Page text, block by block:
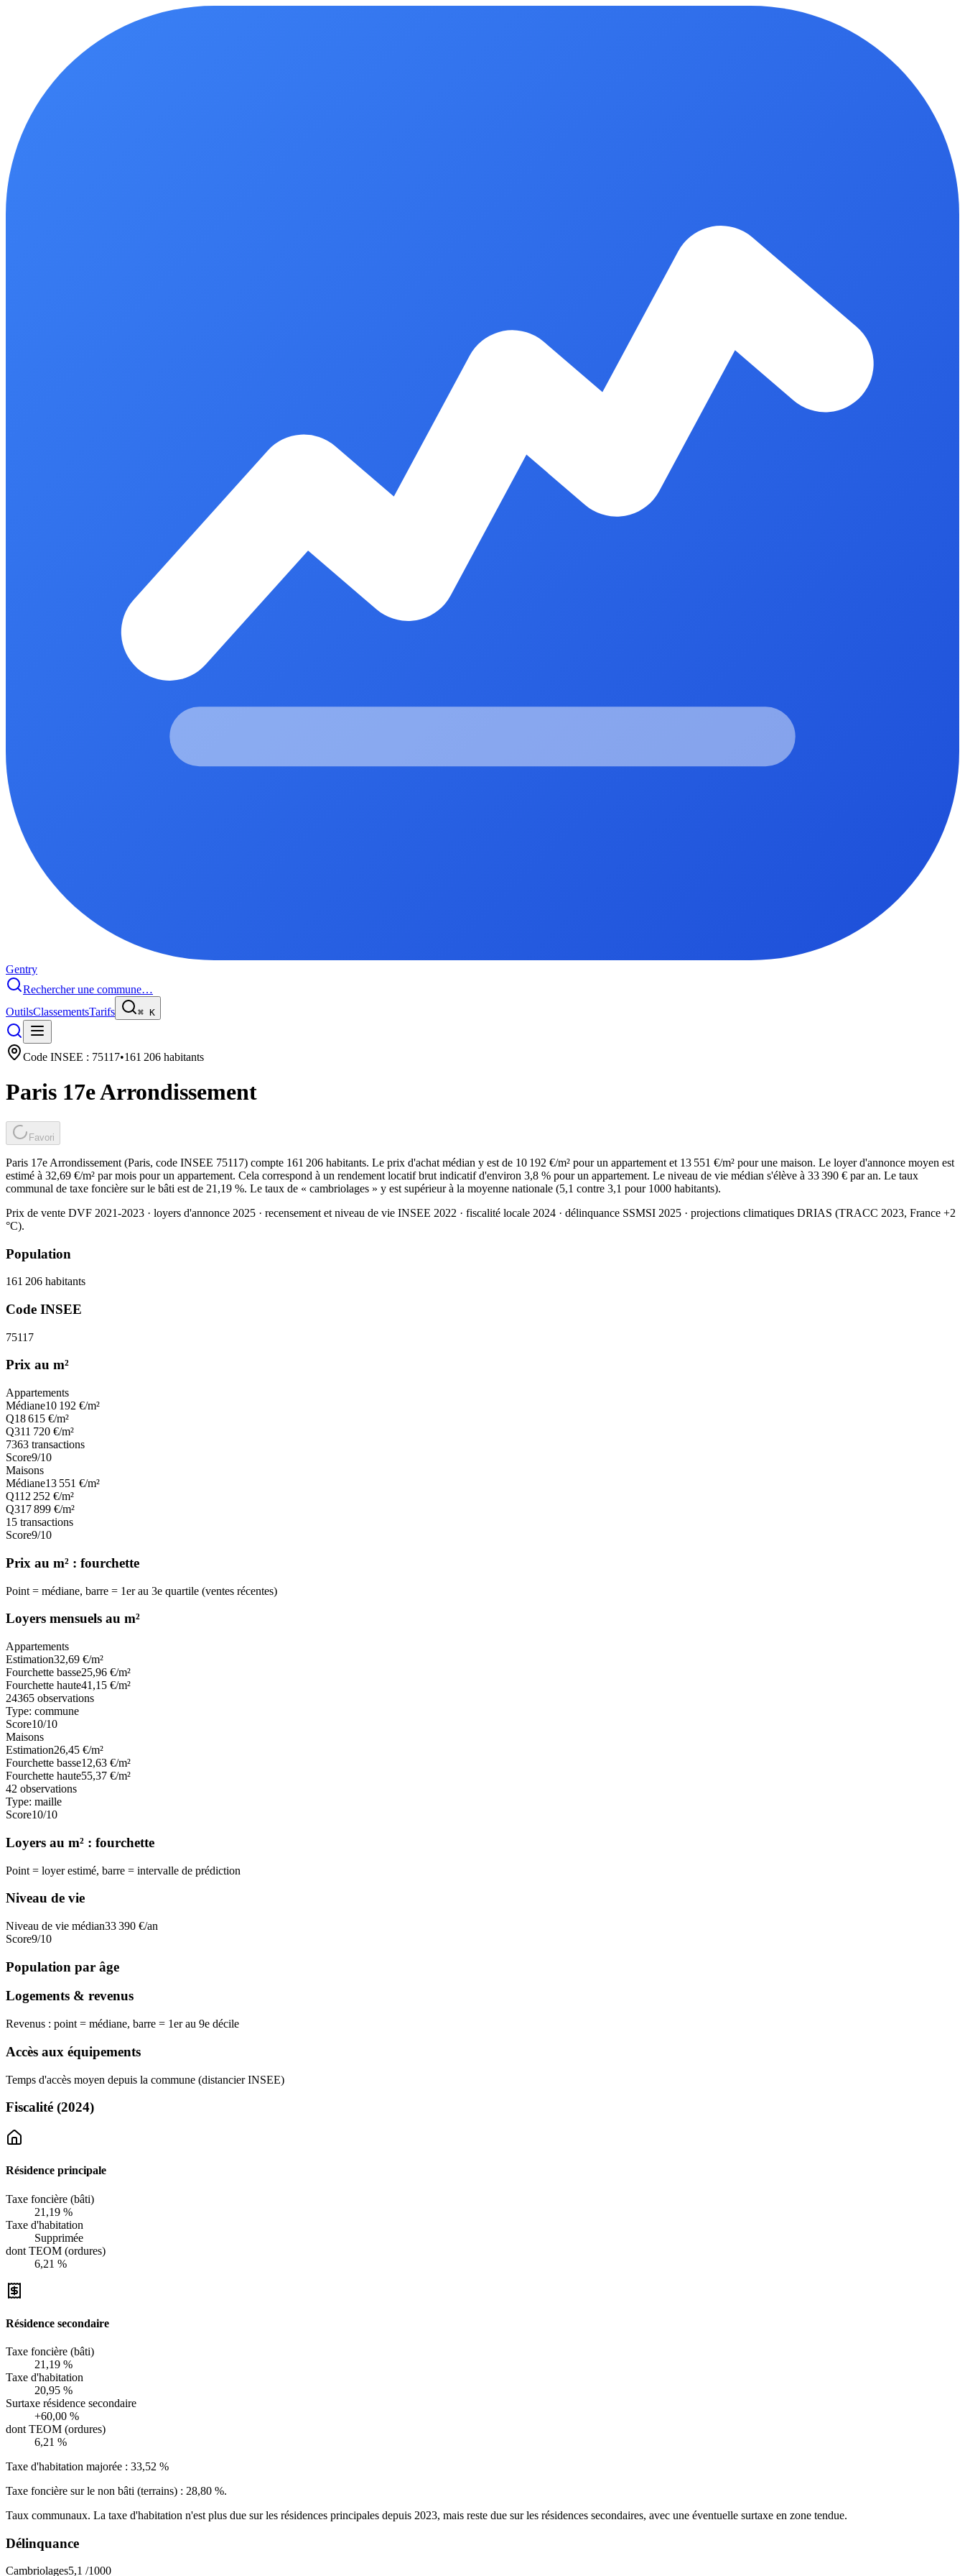
Gentry
Rechercher une commune…
OutilsClassementsTarifs ⌘ K
Code INSEE : 75117•161 206 habitants
Paris 17e Arrondissement
Favori
Paris 17e Arrondissement (Paris, code INSEE 75117) compte 161 206 habitants. Le prix d'achat médian y est de 10 192 €/m² pour un appartement et 13 551 €/m² pour une maison. Le loyer d'annonce moyen est
estimé à 32,69 €/m² par mois pour un appartement. Cela correspond à un rendement locatif brut indicatif d'environ 3,8 % pour un appartement. Le niveau de vie médian s'élève à 33 390 € par an. Le taux
communal de taxe foncière sur le bâti est de 21,19 %. Le taux de « cambriolages » y est supérieur à la moyenne nationale (5,1 contre 3,1 pour 1000 habitants).
Prix de vente DVF 2021-2023 · loyers d'annonce 2025 · recensement et niveau de vie INSEE 2022 · fiscalité locale 2024 · délinquance SSMSI 2025 · projections climatiques DRIAS (TRACC 2023, France +2
°C).
Population
161 206 habitants
Code INSEE
75117
Prix au m²
Appartements
Médiane10 192 €/m²
Q18 615 €/m²
Q311 720 €/m²
7363 transactions
Score9/10
Maisons
Médiane13 551 €/m²
Q112 252 €/m²
Q317 899 €/m²
15 transactions
Score9/10
Prix au m² : fourchette
Point = médiane, barre = 1er au 3e quartile (ventes récentes)
Loyers mensuels au m²
Appartements
Estimation32,69 €/m²
Fourchette basse25,96 €/m²
Fourchette haute41,15 €/m²
24365 observations
Type: commune
Score10/10
Maisons
Estimation26,45 €/m²
Fourchette basse12,63 €/m²
Fourchette haute55,37 €/m²
42 observations
Type: maille
Score10/10
Loyers au m² : fourchette
Point = loyer estimé, barre = intervalle de prédiction
Niveau de vie
Niveau de vie médian33 390 €/an
Score9/10
Population par âge
Logements & revenus
Revenus : point = médiane, barre = 1er au 9e décile
Accès aux équipements
Temps d'accès moyen depuis la commune (distancier INSEE)
Fiscalité (2024)
Résidence principale
Taxe foncière (bâti)
21,19 %
Taxe d'habitation
Supprimée
dont TEOM (ordures)
6,21 %
Résidence secondaire
Taxe foncière (bâti)
21,19 %
Taxe d'habitation
20,95 %
Surtaxe résidence secondaire
+60,00 %
dont TEOM (ordures)
6,21 %
Taxe d'habitation majorée : 33,52 %
Taxe foncière sur le non bâti (terrains) : 28,80 %.
Taux communaux. La taxe d'habitation n'est plus due sur les résidences principales depuis 2023, mais reste due sur les résidences secondaires, avec une éventuelle surtaxe en zone tendue.
Délinquance
Cambriolages5,1 /1000